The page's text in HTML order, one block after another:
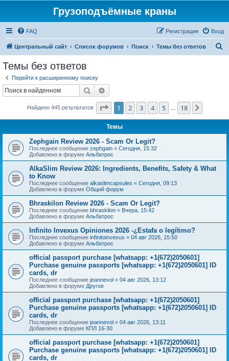
Грузоподъёмные краны
FAQ Вход
Регистрация
Центральный сайт Список форумов Поиск Темы без ответов
Темы без ответов
Перейти к расширенному поиску
Поиск
Найдено 445 результатов Страница из 18
1 2 3 4 5 18
Темы
Zephgain Review 2026 - Scam Or Legit?
Последнее сообщение zephgain « Сегодня, 15:32
Добавлено в форуме Альбатрос
AlkaSlim Review 2026: Ingredients, Benefits, Safety & What
to Know
Последнее сообщение alkaslimcapsules « Сегодня, 09:13
Добавлено в форуме Общий форум
Bhraskilon Review 2026 - Scam Or Legit?
Последнее сообщение bhraskilon « Вчера, 15:42
Добавлено в форуме Альбатрос
Infinito Invexus Opiniones 2026 -¿Estafa o legítimo?
Последнее сообщение infinitoinvexus « 04 авг 2026, 15:50
Добавлено в форуме Альбатрос
official passport purchase [whatsapp: +1(672)2050601]
Purchase genuine passports [whatsapp: +1(672)2050601] ID
cards, dr
Последнее сообщение jeannevol « 04 авг 2026, 13:12
Добавлено в форуме Другое
official passport purchase [whatsapp: +1(672)2050601]
Purchase genuine passports [whatsapp: +1(672)2050601] ID
cards, dr
Последнее сообщение jeannevol « 04 авг 2026, 13:11
Добавлено в форуме КПЛ 16-30
official passport purchase [whatsapp: +1(672)2050601]
Purchase genuine passports [whatsapp: +1(672)2050601] ID
cards, dr